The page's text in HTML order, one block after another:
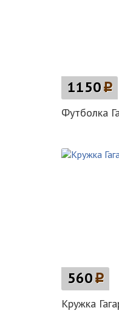
1150p
Футболка
560p
Кружка